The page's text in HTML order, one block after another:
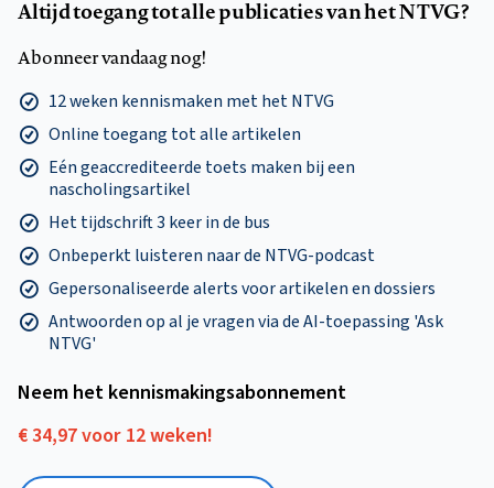
Altijd toegang tot alle publicaties van het NTVG?
Abonneer vandaag nog!
12 weken kennismaken met het NTVG
Online toegang tot alle artikelen
Eén geaccrediteerde toets maken bij een
nascholingsartikel
Het tijdschrift 3 keer in de bus
Onbeperkt luisteren naar de NTVG-podcast
Gepersonaliseerde alerts voor artikelen en dossiers
Antwoorden op al je vragen via de AI-toepassing 'Ask
NTVG'
Neem het kennismakings­abonnement
€ 34,97 voor 12 weken!